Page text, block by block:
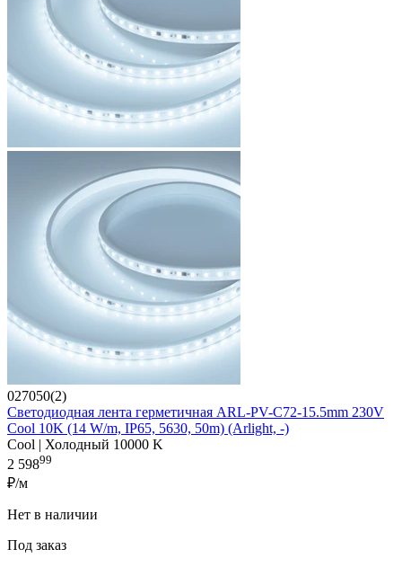
027050(2)
Светодиодная лента герметичная ARL-PV-C72-15.5mm 230V
Cool 10K (14 W/m, IP65, 5630, 50m) (Arlight, -)
Cool | Холодный 10000 K
2 59899
₽/м
Нет в наличии
Под заказ